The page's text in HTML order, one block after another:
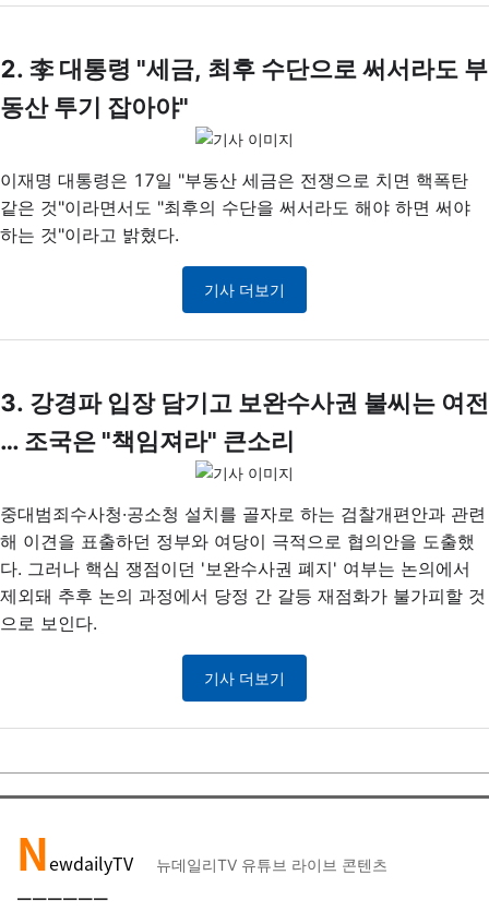
2. 李 대통령 "세금, 최후 수단으로 써서라도 부
동산 투기 잡아야"
이재명 대통령은 17일 "부동산 세금은 전쟁으로 치면 핵폭탄
같은 것"이라면서도 "최후의 수단을 써서라도 해야 하면 써야
하는 것"이라고 밝혔다.
기사 더보기
3. 강경파 입장 담기고 보완수사권 불씨는 여전
… 조국은 "책임져라" 큰소리
중대범죄수사청·공소청 설치를 골자로 하는 검찰개편안과 관련
해 이견을 표출하던 정부와 여당이 극적으로 협의안을 도출했
다. 그러나 핵심 쟁점이던 '보완수사권 폐지' 여부는 논의에서
제외돼 추후 논의 과정에서 당정 간 갈등 재점화가 불가피할 것
으로 보인다.
기사 더보기
NewdailyTV 뉴데일리TV 유튜브 라이브 콘텐츠
￣￣￣￣￣￣